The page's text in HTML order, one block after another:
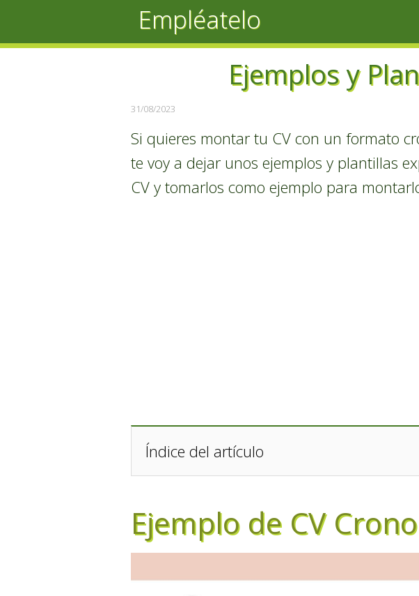
Empléatelo
Ejemplos y
31/08/2023
Si quieres montar tu CV con un formato
te voy a dejar unos ejemplos y plantillas
CV y tomarlos como ejemplo para
Índice del artículo
Ejemplo de CV